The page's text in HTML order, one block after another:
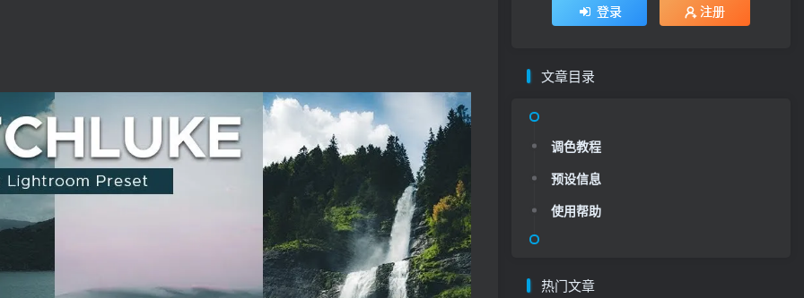
登录 注册
文章目录
调色教程
预设信息
使用帮助
热门文章